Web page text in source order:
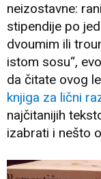
neizostavne:
stipendije po
dvoumim ili
istom sosu“,
da čitate ovog
knjiga za lični
najčitanijih
izabrati i nešto